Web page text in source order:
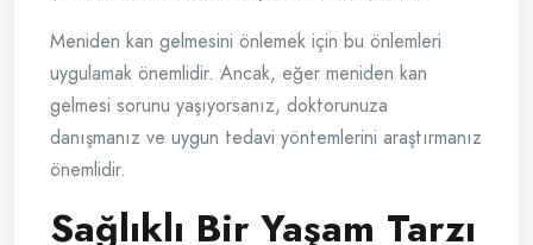
Meniden kan gelmesini önlemek için bu önlemleri
uygulamak önemlidir. Ancak, eğer meniden kan
gelmesi sorunu yaşıyorsanız, doktorunuza
danışmanız ve uygun tedavi yöntemlerini araştırmanız
önemlidir.
Sağlıklı Bir Yaşam Tarzı